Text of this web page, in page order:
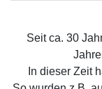
Seit ca. 30
In dieser Zeit